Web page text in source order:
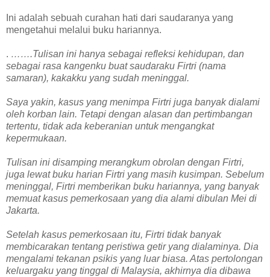
Ini adalah sebuah curahan hati dari saudaranya yang
mengetahui melalui buku hariannya.
. …….Tulisan ini hanya sebagai refleksi kehidupan, dan
sebagai rasa kangenku buat saudaraku Firtri (nama
samaran), kakakku yang sudah meninggal.
Saya yakin, kasus yang menimpa Firtri juga banyak dialami
oleh korban lain. Tetapi dengan alasan dan pertimbangan
tertentu, tidak ada keberanian untuk mengangkat
kepermukaan.
Tulisan ini disamping merangkum obrolan dengan Firtri,
juga lewat buku harian Firtri yang masih kusimpan. Sebelum
meninggal, Firtri memberikan buku hariannya, yang banyak
memuat kasus pemerkosaan yang dia alami dibulan Mei di
Jakarta.
Setelah kasus pemerkosaan itu, Firtri tidak banyak
membicarakan tentang peristiwa getir yang dialaminya. Dia
mengalami tekanan psikis yang luar biasa. Atas pertolongan
keluargaku yang tinggal di Malaysia, akhirnya dia dibawa